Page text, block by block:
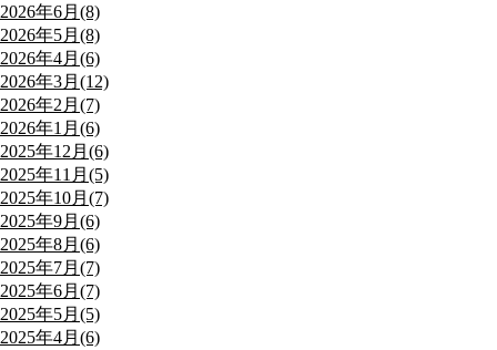
2026年6月(8)
2026年5月(8)
2026年4月(6)
2026年3月(12)
2026年2月(7)
2026年1月(6)
2025年12月(6)
2025年11月(5)
2025年10月(7)
2025年9月(6)
2025年8月(6)
2025年7月(7)
2025年6月(7)
2025年5月(5)
2025年4月(6)